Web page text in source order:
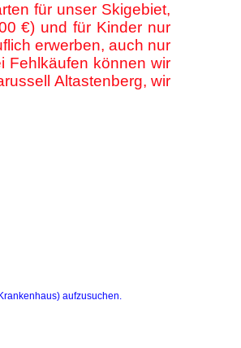
für unser Skigebiet,
€) und für Kinder nur
erwerben, auch nur
Fehlkäufen können wir
Altastenberg, wir
aufzusuchen.